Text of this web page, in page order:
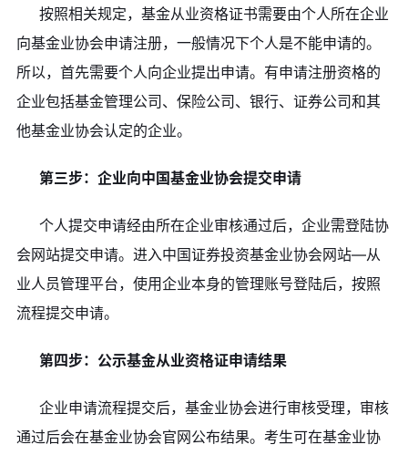
按照相关规定，基金从业资格证书需要由个人所在企业
向基金业协会申请注册，一般情况下个人是不能申请的。
所以，首先需要个人向企业提出申请。有申请注册资格的
企业包括基金管理公司、保险公司、银行、证券公司和其
他基金业协会认定的企业。
第三步：企业向中国基金业协会提交申请
个人提交申请经由所在企业审核通过后，企业需登陆协
会网站提交申请。进入中国证券投资基金业协会网站—从
业人员管理平台，使用企业本身的管理账号登陆后，按照
流程提交申请。
第四步：公示基金从业资格证申请结果
企业申请流程提交后，基金业协会进行审核受理，审核
通过后会在基金业协会官网公布结果。考生可在基金业协